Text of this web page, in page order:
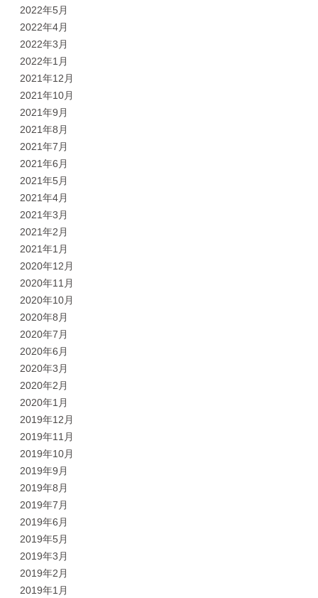
2022年5月
2022年4月
2022年3月
2022年1月
2021年12月
2021年10月
2021年9月
2021年8月
2021年7月
2021年6月
2021年5月
2021年4月
2021年3月
2021年2月
2021年1月
2020年12月
2020年11月
2020年10月
2020年8月
2020年7月
2020年6月
2020年3月
2020年2月
2020年1月
2019年12月
2019年11月
2019年10月
2019年9月
2019年8月
2019年7月
2019年6月
2019年5月
2019年3月
2019年2月
2019年1月